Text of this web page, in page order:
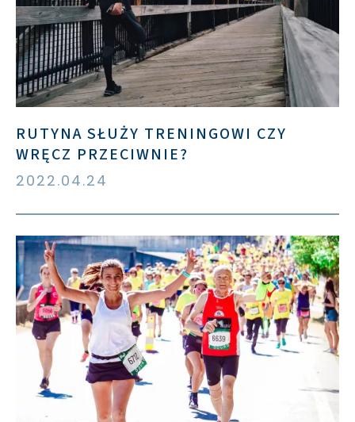
RUTYNA SŁUŻY TRENINGOWI CZY
WRĘCZ PRZECIWNIE?
2022.04.24